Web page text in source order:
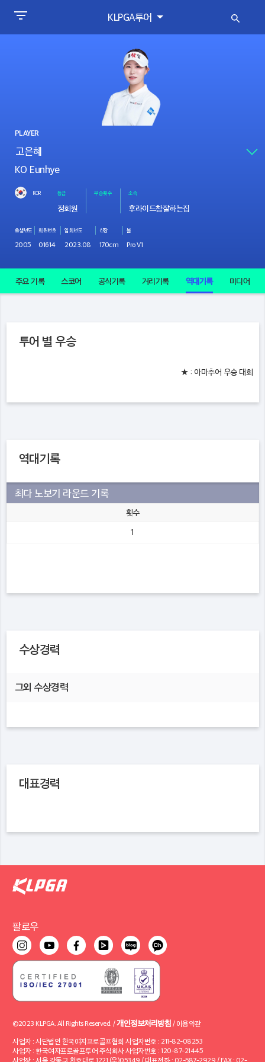
KLPGA투어
PLAYER
KO Eunhye
KOR 등급
정회원
우승횟수 소속
후라이드참잘하는집
출생년도
2005
회원번호
01614
입회년도
2023.08
신장
170cm
볼
Pro V1
주요 기록 스코어 공식기록 거리기록 역대기록 미디어
투어 별 우승
★ : 아마추어 우승 대회
역대기록
최다 노보기 라운드 기록
횟수
1
수상경력
그외 수상경력
대표경력
팔로우
©2023 KLPGA. All Rights Reserved. /개인정보처리방침 / 이용약관
사업자 : 사단법인 한국여자프로골프협회 사업자번호 : 211-82-08253
사업자 : 한국여자프로골프투어 주식회사 사업자번호 : 120-87-21445
사업장 : 서울 강동구 천호대로 1221 (우)05349 / 대표전화 : 02-587-2929 / FAX : 02-